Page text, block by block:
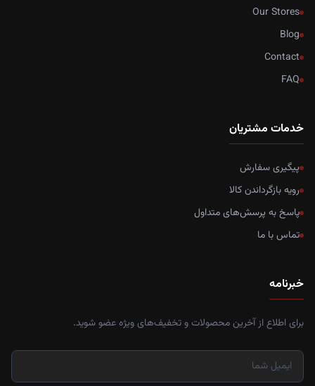
Our Stores
Blog
Contact
FAQ
خدمات مشتریان
پیگیری سفارش
رویه بازگرداندن کالا
پاسخ به پرسش‌های متداول
تماس با ما
خبرنامه
برای اطلاع از آخرین محصولات و تخفیف‌های ویژه عضو شوید.